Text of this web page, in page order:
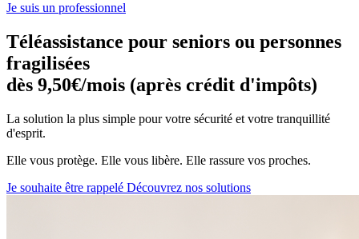
Je suis un professionnel
Téléassistance pour seniors ou personnes
fragilisées
dès 9,50€/mois (après crédit d'impôts)
La solution la plus simple pour votre sécurité et votre tranquillité
d'esprit.
Elle vous protège. Elle vous libère. Elle rassure vos proches.
Je souhaite être rappelé Découvrez nos solutions